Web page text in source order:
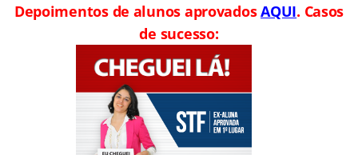
Depoimentos de alunos aprovadosAQUI. Casos
de sucesso: